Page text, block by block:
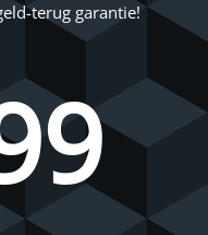
terug garantie!